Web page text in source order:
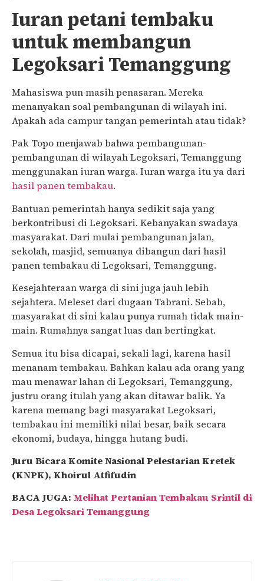
Iuran petani tembaku
untuk membangun
Legoksari Temanggung
Mahasiswa pun masih penasaran. Mereka
menanyakan soal pembangunan di wilayah ini.
Apakah ada campur tangan pemerintah atau tidak?
Pak Topo menjawab bahwa pembangunan-
pembangunan di wilayah Legoksari, Temanggung
menggunakan iuran warga. Iuran warga itu ya dari
hasil panen tembakau.
Bantuan pemerintah hanya sedikit saja yang
berkontribusi di Legoksari. Kebanyakan swadaya
masyarakat. Dari mulai pembangunan jalan,
sekolah, masjid, semuanya dibangun dari hasil
panen tembakau di Legoksari, Temanggung.
Kesejahteraan warga di sini juga jauh lebih
sejahtera. Meleset dari dugaan Tabrani. Sebab,
masyarakat di sini kalau punya rumah tidak main-
main. Rumahnya sangat luas dan bertingkat.
Semua itu bisa dicapai, sekali lagi, karena hasil
menanam tembakau. Bahkan kalau ada orang yang
mau menawar lahan di Legoksari, Temanggung,
justru orang itulah yang akan ditawar balik. Ya
karena memang bagi masyarakat Legoksari,
tembakau ini memiliki nilai besar, baik secara
ekonomi, budaya, hingga hutang budi.
Juru Bicara Komite Nasional Pelestarian Kretek
(KNPK), Khoirul Atfifudin
BACA JUGA: Melihat Pertanian Tembakau Srintil di
Desa Legoksari Temanggung